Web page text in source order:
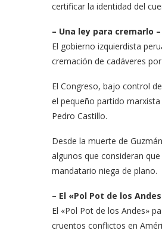
certificar la identidad del
– Una ley para cremarlo –
El gobierno izquierdista
cremación de cadáveres
El Congreso, bajo control
el pequeño partido
Pedro Castillo.
Desde la muerte de
algunos que consideran
mandatario niega de plano.
– El «Pol Pot de los
El «Pol Pot de los Andes»
cruentos conflictos en